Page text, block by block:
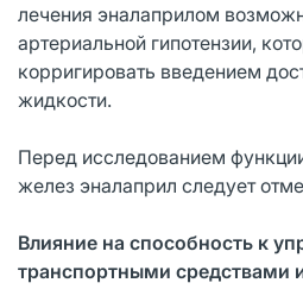
лечения эналаприлом
артериальной гипотензии,
корригировать введением
жидкости.
Перед исследованием
желез эналаприл следует
Влияние на способность к
транспортными средствами